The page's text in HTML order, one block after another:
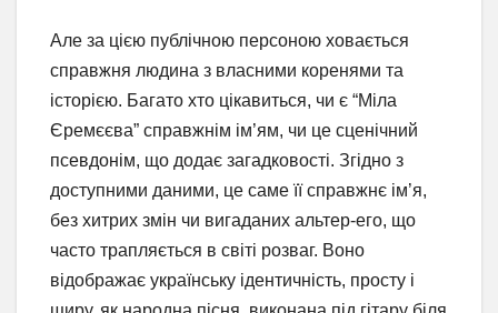
Але за цією публічною персоною ховається
справжня людина з власними коренями та
історією. Багато хто цікавиться, чи є “Міла
Єремєєва” справжнім ім’ям, чи це сценічний
псевдонім, що додає загадковості. Згідно з
доступними даними, це саме її справжнє ім’я,
без хитрих змін чи вигаданих альтер-его, що
часто трапляється в світі розваг. Воно
відображає українську ідентичність, просту і